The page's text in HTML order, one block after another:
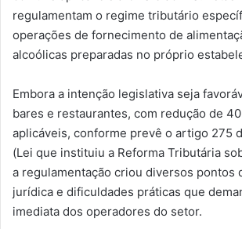
regulamentam o regime tributário
operações de fornecimento de
alcoólicas preparadas no próprio
Embora a intenção legislativa seja
bares e restaurantes, com redução de
aplicáveis, conforme prevê o artigo 275
(Lei que instituiu a Reforma Tributária
a regulamentação criou diversos pontos
jurídica e dificuldades práticas que
imediata dos operadores do setor.